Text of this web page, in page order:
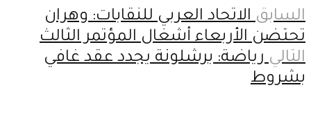
السابق الاتحاد العربي للنقابات: وهران
تحتضن الأربعاء أشغال المؤتمر الثالث
التالي رياضة: برشلونة يجدد عقد غافي
بشروط